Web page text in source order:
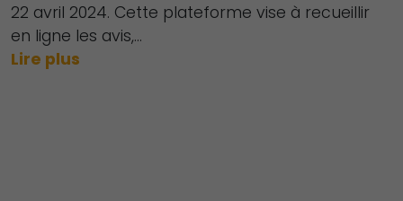
22 avril 2024. Cette plateforme vise à recueillir
en ligne les avis,...
Lire plus
possible lors